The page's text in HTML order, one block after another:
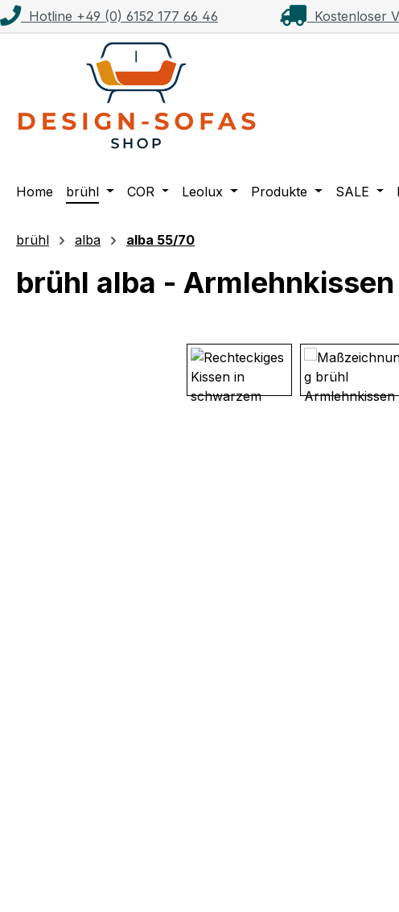
Hauptinhalt springen
Zur Suche springen
Zur Hauptnavigation springen
Hotline +49 (0) 6152 177 66 46 Kostenloser
Home brühl COR Leolux Produkte SALE
brühl alba alba 55/70
brühl alba -